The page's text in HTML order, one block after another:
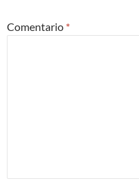
Comentario *